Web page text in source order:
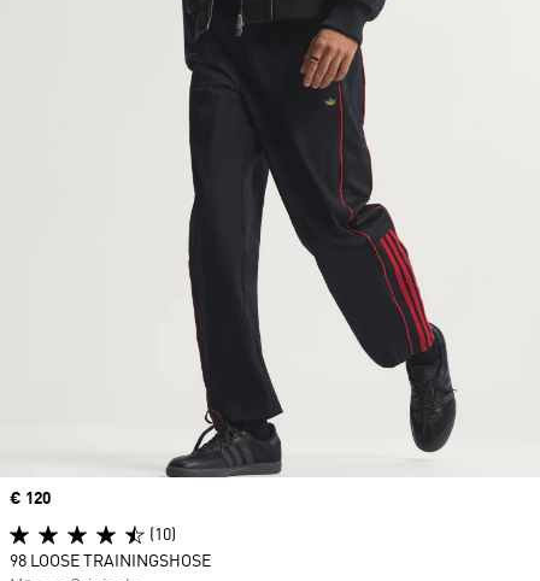
Price
€ 120
(10)
98 LOOSE TRAININGSHOSE